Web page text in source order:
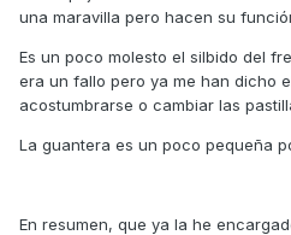
una maravilla pero hacen su
Es un poco molesto el silbido del
era un fallo pero ya me han dicho
acostumbrarse o cambiar las
La guantera es un poco pequeña
En resumen, que ya la he